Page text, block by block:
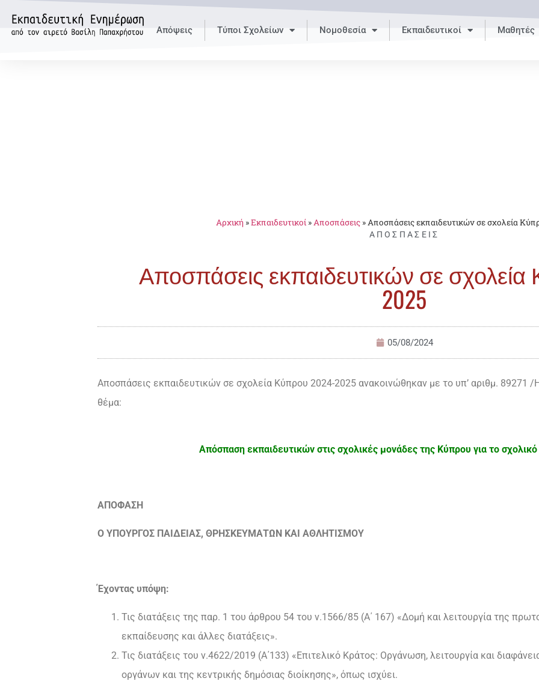
Απόψεις Τύποι Σχολείων Νομοθεσία Εκπαιδευτικοί Μαθητές
Αρχική »Εκπαιδευτικοί»Αποσπάσεις»Αποσπάσεις εκπαιδευτικών σε σχολεία
ΑΠΟΣΠΆΣΕΙΣ
Αποσπάσεις εκπαιδευτικών σε
2025
05/08/2024
Αποσπάσεις εκπαιδευτικών σε σχολεία Κύπρου 2024-2025 ανακοινώθηκαν με το υπ’ αριθμ. 89271
θέμα:
Απόσπαση εκπαιδευτικών στις σχολικές μονάδες της Κύπρου για το
ΑΠΟΦΑΣΗ
Ο ΥΠΟΥΡΓΟΣ ΠΑΙΔΕΙΑΣ, ΘΡΗΣΚΕΥΜΑΤΩΝ ΚΑΙ ΑΘΛΗΤΙΣΜΟΥ
Έχοντας υπόψη:
Τις διατάξεις της παρ. 1 του άρθρου 54 του ν.1566/85 (Α΄ 167) «Δομή και λειτουργία της
εκπαίδευσης και άλλες διατάξεις».
Τις διατάξεις του ν.4622/2019 (Α΄133) «Επιτελικό Κράτος: Οργάνωση, λειτουργία και
οργάνων και της κεντρικής δημόσιας διοίκησης», όπως ισχύει.